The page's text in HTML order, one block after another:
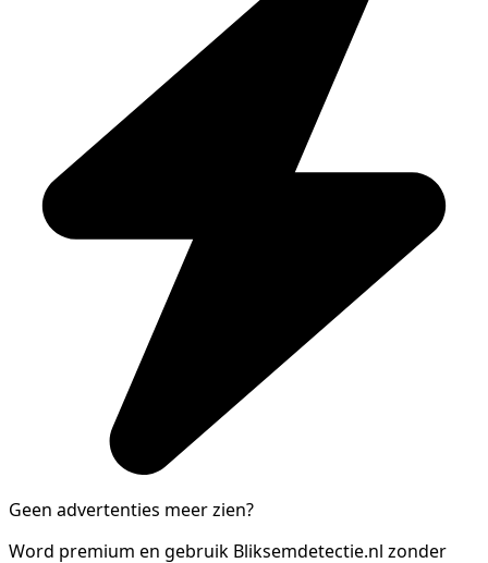
Geen advertenties meer zien?
Word premium en gebruik Bliksemdetectie.nl zonder